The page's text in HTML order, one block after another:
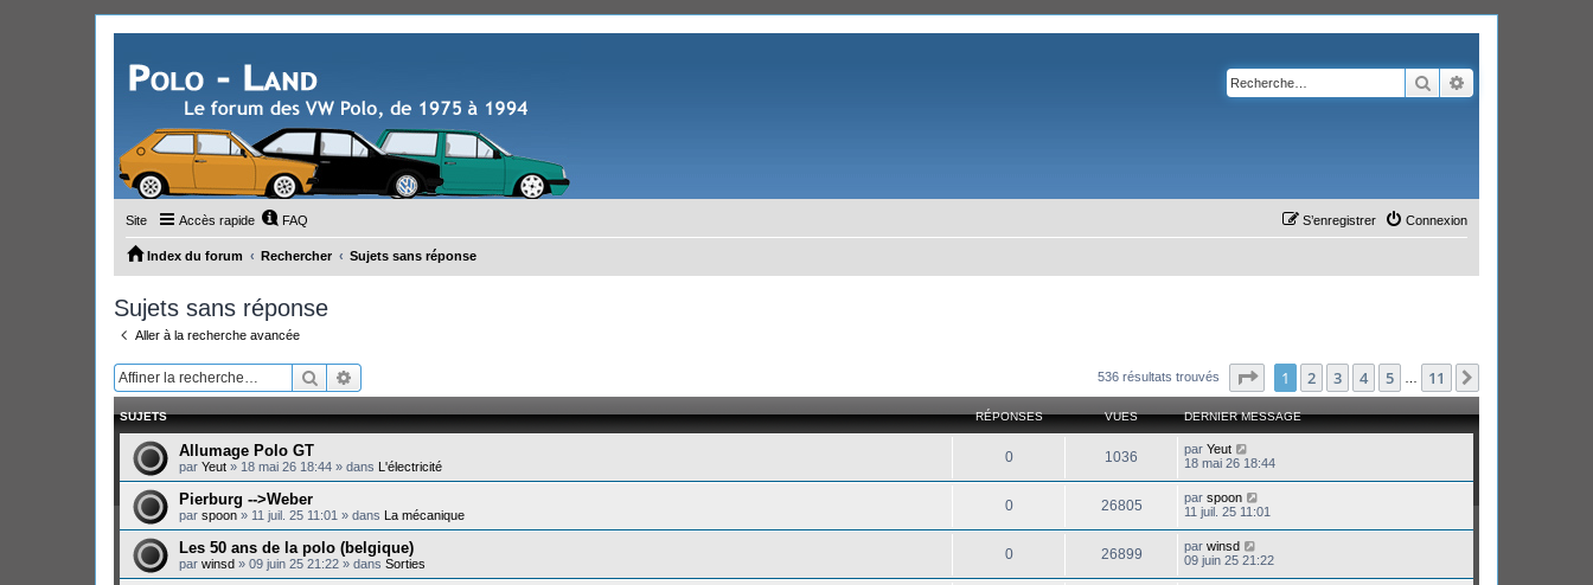
Rechercher
Site Accès rapide FAQ Connexion
S’enregistrer
Index du forum Rechercher Sujets sans réponse
Sujets sans réponse
Aller à la recherche avancée
Rechercher 536 résultats trouvés Page sur11
1 2 3 4 5 11
SUJETS RÉPONSES VUES DERNIER MESSAGE
Allumage Polo GT
par Yeut » 18 mai 26 18:44 » dans L'électricité
0 1036 par Yeut
18 mai 26 18:44
Pierburg -->Weber
par spoon » 11 juil. 25 11:01 » dans La mécanique
0 26805 par spoon
11 juil. 25 11:01
Les 50 ans de la polo (belgique)
par winsd » 09 juin 25 21:22 » dans Sorties
0 26899 par winsd
09 juin 25 21:22